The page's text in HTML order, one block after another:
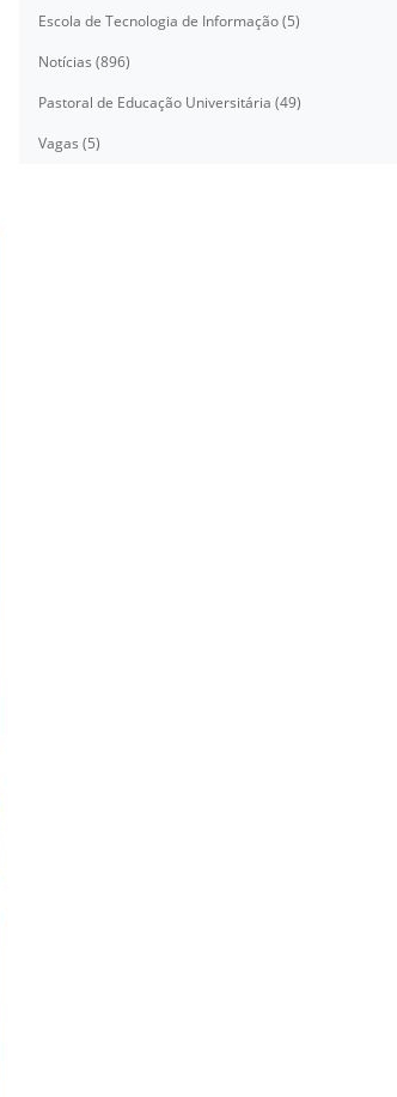
Escola de Tecnologia de Informação (5)
Notícias (896)
Pastoral de Educação Universitária (49)
Vagas (5)